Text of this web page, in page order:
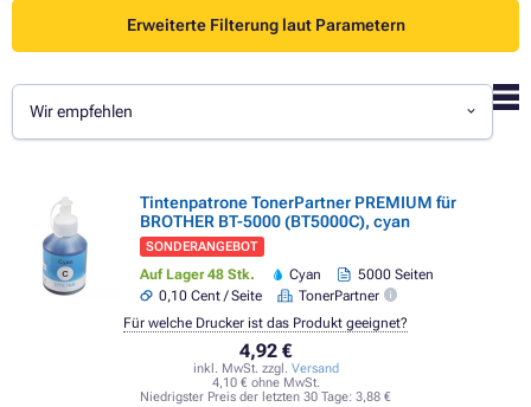
Erweiterte Filterung laut Parametern
Wir empfehlen
Tintenpatrone TonerPartner PREMIUM für
BROTHER BT-5000 (BT5000C), cyan
SONDERANGEBOT
Auf Lager 48 Stk. Cyan
5000 Seiten
0,10 Cent / Seite
TonerPartner
4,92 €
inkl. MwSt. zzgl. Versand
4,10 € ohne MwSt.
Niedrigster Preis der letzten 30 Tage: 3,88 €
Für welche Drucker ist das Produkt geeignet?